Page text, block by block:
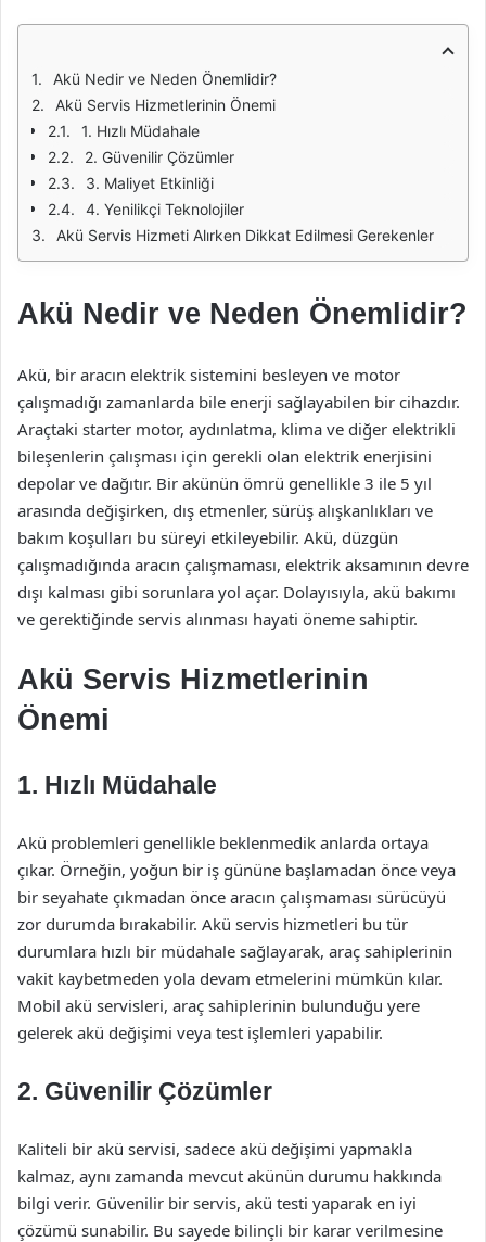
Akü Nedir ve Neden Önemlidir?
Akü Servis Hizmetlerinin Önemi
1. Hızlı Müdahale
2. Güvenilir Çözümler
3. Maliyet Etkinliği
4. Yenilikçi Teknolojiler
Akü Servis Hizmeti Alırken Dikkat Edilmesi Gerekenler
Akü Nedir ve Neden Önemlidir?
Akü, bir aracın elektrik sistemini besleyen ve motor
çalışmadığı zamanlarda bile enerji sağlayabilen bir cihazdır.
Araçtaki starter motor, aydınlatma, klima ve diğer elektrikli
bileşenlerin çalışması için gerekli olan elektrik enerjisini
depolar ve dağıtır. Bir akünün ömrü genellikle 3 ile 5 yıl
arasında değişirken, dış etmenler, sürüş alışkanlıkları ve
bakım koşulları bu süreyi etkileyebilir. Akü, düzgün
çalışmadığında aracın çalışmaması, elektrik aksamının devre
dışı kalması gibi sorunlara yol açar. Dolayısıyla, akü bakımı
ve gerektiğinde servis alınması hayati öneme sahiptir.
Akü Servis Hizmetlerinin
Önemi
1. Hızlı Müdahale
Akü problemleri genellikle beklenmedik anlarda ortaya
çıkar. Örneğin, yoğun bir iş gününe başlamadan önce veya
bir seyahate çıkmadan önce aracın çalışmaması sürücüyü
zor durumda bırakabilir. Akü servis hizmetleri bu tür
durumlara hızlı bir müdahale sağlayarak, araç sahiplerinin
vakit kaybetmeden yola devam etmelerini mümkün kılar.
Mobil akü servisleri, araç sahiplerinin bulunduğu yere
gelerek akü değişimi veya test işlemleri yapabilir.
2. Güvenilir Çözümler
Kaliteli bir akü servisi, sadece akü değişimi yapmakla
kalmaz, aynı zamanda mevcut akünün durumu hakkında
bilgi verir. Güvenilir bir servis, akü testi yaparak en iyi
çözümü sunabilir. Bu sayede bilinçli bir karar verilmesine